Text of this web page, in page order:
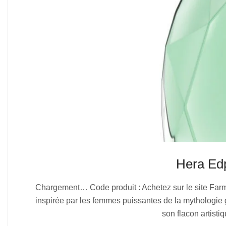
Hera
07-
06
Chargement… Code produit : Achetez sur le site
inspirée par les femmes puissantes de la
son flacon